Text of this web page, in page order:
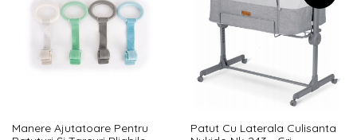
Manere Ajutatoare Pentru
Patut Cu Laterala Culisanta